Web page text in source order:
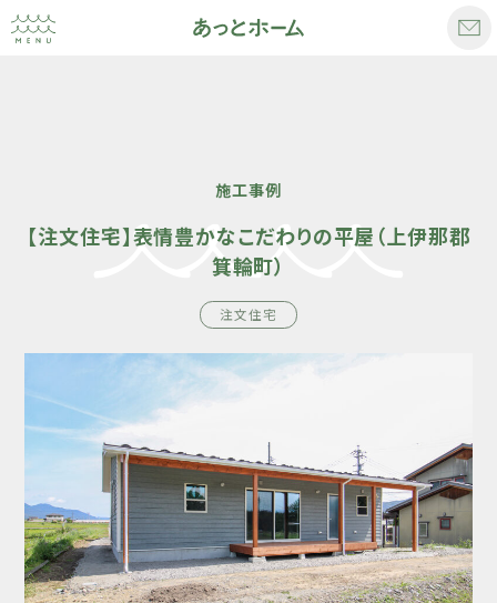
施工事例
【注文住宅】表情豊かなこだわりの平屋（上伊那郡
箕輪町）
注文住宅